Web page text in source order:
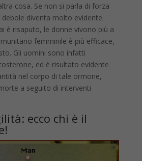
cosa. Se non si parla di forza
diventa molto evidente.
è risaputo, le donne vivono più a
femminile è più efficace,
Gli uomini sono infatti
ed è risultato evidente
nel corpo di tale ormone,
a seguito di interventi
ecco chi è il